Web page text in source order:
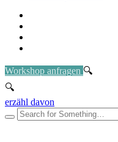
Workshop anfragen
erzähl davon